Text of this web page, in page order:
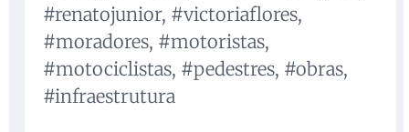
#renatojunior, #victoriaflores,
#moradores, #motoristas,
#motociclistas, #pedestres, #obras,
#infraestrutura